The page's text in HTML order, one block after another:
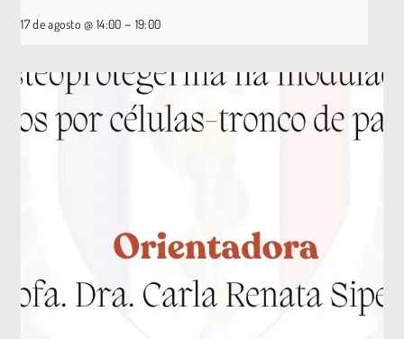
17 de agosto @ 14:00 – 19:00